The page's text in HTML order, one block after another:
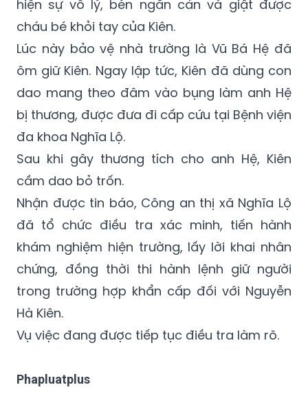
bé Lương Thị Thu H. và tự nhận là con của
mình. Giáo viên và bảo vệ nhà trường phát
hiện sự vô lý, bèn ngăn cản và giật được
cháu bé khỏi tay của Kiên.
Lúc này bảo vệ nhà trường là Vũ Bá Hệ đã
ôm giữ Kiên. Ngay lập tức, Kiên đã dùng con
dao mang theo đâm vào bụng làm anh Hệ
bị thương, được đưa đi cấp cứu tại Bệnh viện
đa khoa Nghĩa Lộ.
Sau khi gây thương tích cho anh Hệ, Kiên
cầm dao bỏ trốn.
Nhận được tin báo, Công an thị xã Nghĩa Lộ
đã tổ chức điều tra xác minh, tiến hành
khám nghiệm hiện trường, lấy lời khai nhân
chứng, đồng thời thi hành lệnh giữ người
trong trường hợp khẩn cấp đối với Nguyễn
Vụ việc đang được tiếp tục điều tra làm rõ.